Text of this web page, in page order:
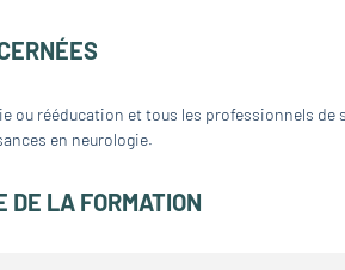
ou rééducation et tous les professionnels
en neurologie.
LA FORMATION